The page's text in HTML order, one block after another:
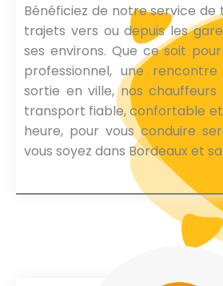
Bénéficiez de notre service de
trajets vers ou depuis les
ses environs. Que ce soit
professionnel, une
sortie en ville, nos chauffeurs
transport fiable, confortable
heure, pour vous conduire
vous soyez dans Bordeaux et